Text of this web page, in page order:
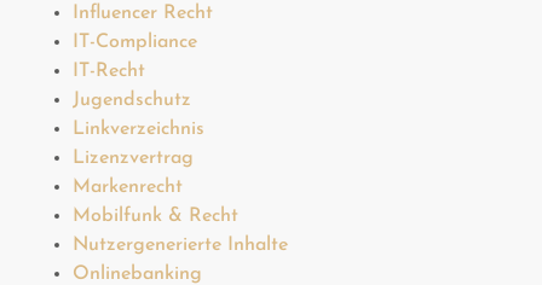
Influencer Recht
IT-Compliance
IT-Recht
Jugendschutz
Linkverzeichnis
Lizenzvertrag
Markenrecht
Mobilfunk & Recht
Nutzergenerierte Inhalte
Onlinebanking